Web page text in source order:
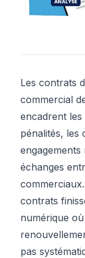
Les contrats
commercial
encadrent les
pénalités, les
échanges
contrats
numérique
pas